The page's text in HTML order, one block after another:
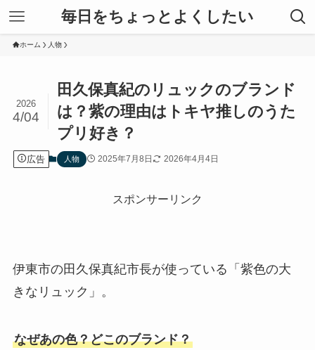
毎日をちょっとよくしたい
ホーム 人物
田久保真紀のリュックのブランド
は？紫の理由はトキヤ推しのうた
プリ好き？
2026
4/04
広告 人物 2025年7月8日 2026年4月4日
スポンサーリンク
伊東市の田久保真紀市長が使っている「紫色の大
きなリュック」。
なぜあの色？どこのブランド？